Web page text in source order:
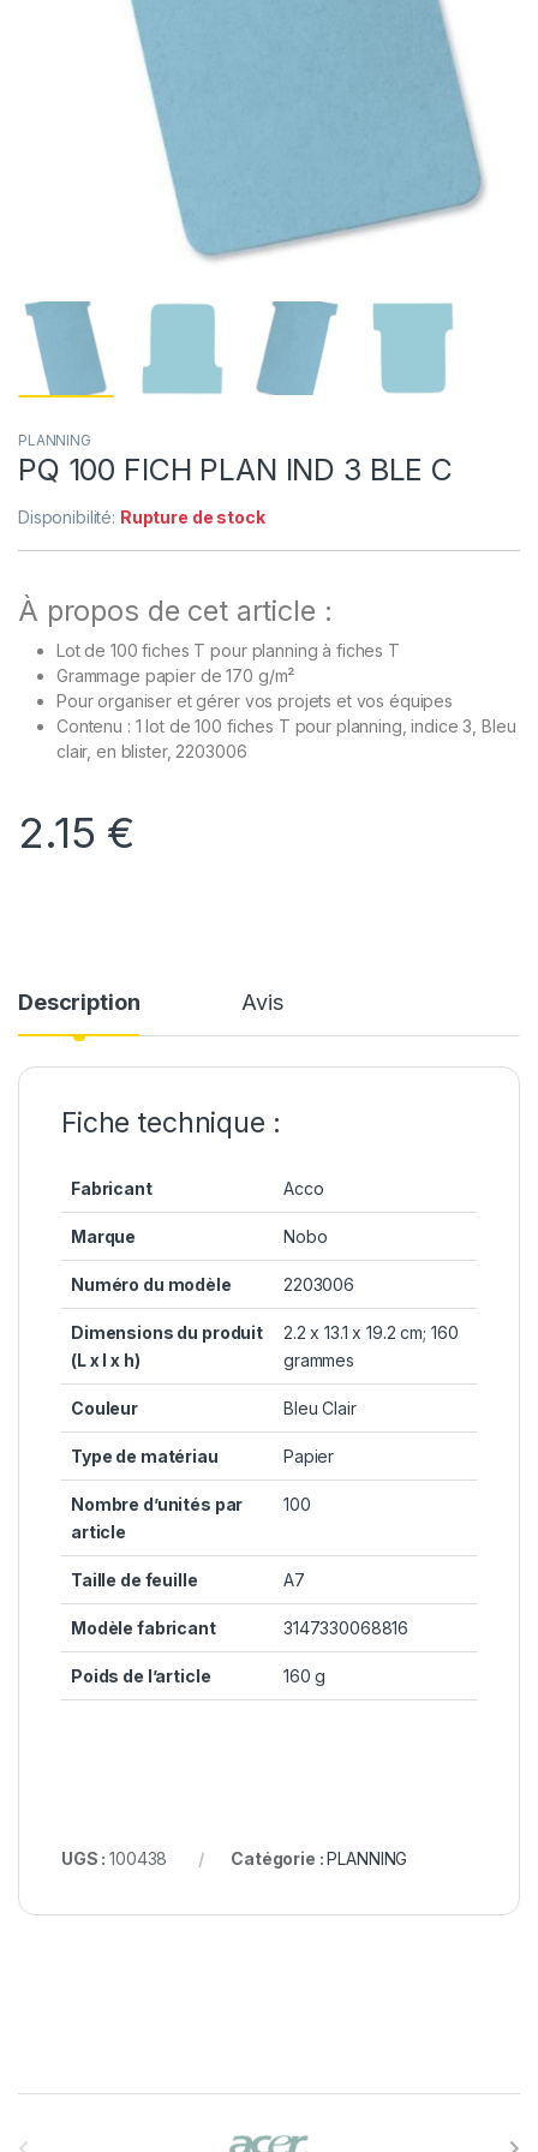
PLANNING
PQ 100 FICH PLAN IND 3 BLE C
Disponibilité: Rupture de stock
À propos de cet article :
Lot de 100 fiches T pour planning à fiches T
Grammage papier de 170 g/m²
Pour organiser et gérer vos projets et vos équipes
Contenu : 1 lot de 100 fiches T pour planning, indice 3, Bleu
clair, en blister, 2203006
2.15 €
Description Avis
Fiche technique :
Fabricant Acco
Marque Nobo
Numéro du modèle 2203006
Dimensions du produit
(L x l x h)
2.2 x 13.1 x 19.2 cm; 160
grammes
Couleur Bleu Clair
Type de matériau Papier
Nombre d’unités par
article
100
Taille de feuille A7
Modèle fabricant 3147330068816
Poids de l’article 160 g
UGS :100438 Catégorie :PLANNING